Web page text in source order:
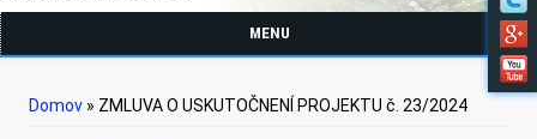
MENU
Nachádzate sa tu
Domov » ZMLUVA O USKUTOČNENÍ PROJEKTU č. 23/2024